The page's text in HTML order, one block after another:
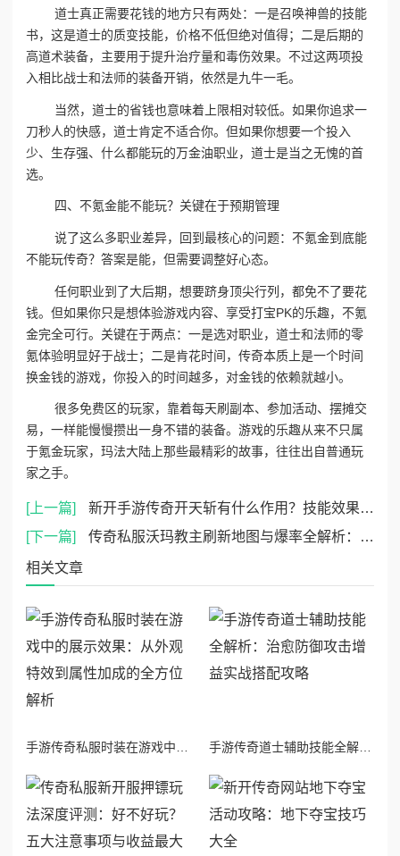
道士真正需要花钱的地方只有两处：一是召唤神兽的技能
书，这是道士的质变技能，价格不低但绝对值得；二是后期的
高道术装备，主要用于提升治疗量和毒伤效果。不过这两项投
入相比战士和法师的装备开销，依然是九牛一毛。
当然，道士的省钱也意味着上限相对较低。如果你追求一
刀秒人的快感，道士肯定不适合你。但如果你想要一个投入
少、生存强、什么都能玩的万金油职业，道士是当之无愧的首
选。
四、不氪金能不能玩？关键在于预期管理
说了这么多职业差异，回到最核心的问题：不氪金到底能
不能玩传奇？答案是能，但需要调整好心态。
任何职业到了大后期，想要跻身顶尖行列，都免不了要花
钱。但如果你只是想体验游戏内容、享受打宝PK的乐趣，不氪
金完全可行。关键在于两点：一是选对职业，道士和法师的零
氪体验明显好于战士；二是肯花时间，传奇本质上是一个时间
换金钱的游戏，你投入的时间越多，对金钱的依赖就越小。
很多免费区的玩家，靠着每天刷副本、参加活动、摆摊交
易，一样能慢慢攒出一身不错的装备。游戏的乐趣从来不只属
于氪金玩家，玛法大陆上那些最精彩的故事，往往出自普通玩
家之手。
[上一篇]
新开手游传奇开天斩有什么作用？技能效果与实战价值全解析
[下一篇]
传奇私服沃玛教主刷新地图与爆率全解析：六大刷点+掉落清单
相关文章
手游传奇道士辅助技能全解析：治愈防御攻击增益实战搭配攻略